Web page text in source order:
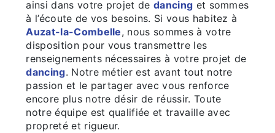
ainsi dans votre projet de dancing et sommes
à l’écoute de vos besoins. Si vous habitez à
Auzat-la-Combelle, nous sommes à votre
disposition pour vous transmettre les
renseignements nécessaires à votre projet de
dancing. Notre métier est avant tout notre
passion et le partager avec vous renforce
encore plus notre désir de réussir. Toute
notre équipe est qualifiée et travaille avec
propreté et rigueur.